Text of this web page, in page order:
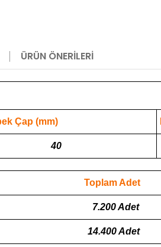
ÜRÜN ÖNERILERI
Çap (mm)
40
Toplam Adet
7.200 Adet
14.400 Adet